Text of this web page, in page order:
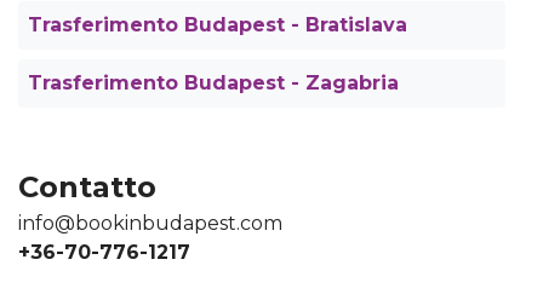
Trasferimento Budapest - Bratislava
Trasferimento Budapest - Zagabria
Contatto
info@bookinbudapest.com
+36-70-776-1217